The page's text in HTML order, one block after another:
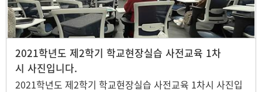
2021학년도 제2학기 학교현장실습 사전교육 1차
시 사진입니다.
2021학년도 제2학기 학교현장실습 사전교육 1차시 사진입